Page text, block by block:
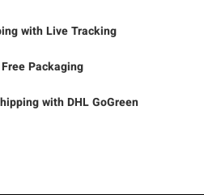
with Live Tracking
Packaging
with DHL GoGreen